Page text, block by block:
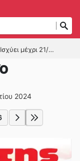
Ισχύει μέχρι 21/03/2024
2024